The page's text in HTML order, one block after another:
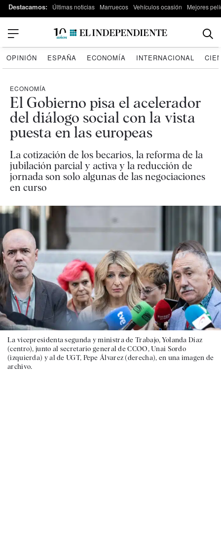
Destacamos: Últimas noticias Marruecos Vehículos ocasión Mejores
OPINIÓN ESPAÑA ECONOMÍA INTERNACIONAL
ECONOMÍA
El Gobierno pisa el acelerador
del diálogo social con la vista
puesta en las europeas
La cotización de los becarios, la reforma de la
jubilación parcial y activa y la reducción de
jornada son solo algunas de las negociaciones
en curso
La vicepresidenta segunda y ministra de Trabajo, Yolanda Díaz
(centro), junto al secretario general de CCOO, Unai Sordo
(izquierda) y al de UGT, Pepe Álvarez (derecha), en una imagen de
archivo.